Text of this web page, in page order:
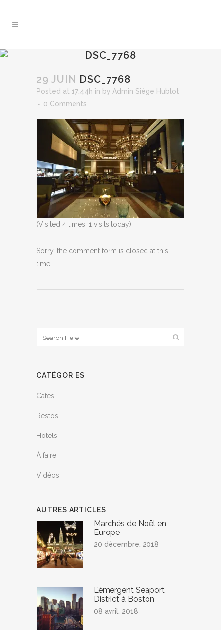
DSC_7768
29 JUIN DSC_7768
Posted at 17:44h in by Admin Siège Hublot
0 Comments
(Visited 4 times, 1 visits today)
Sorry, the comment form is closed at this
time.
CATÉGORIES
Cafés
Restos
Hôtels
À faire
Vidéos
AUTRES ARTICLES
Marchés de Noël en
Europe
20 décembre, 2018
L’émergent Seaport
District à Boston
08 avril, 2018